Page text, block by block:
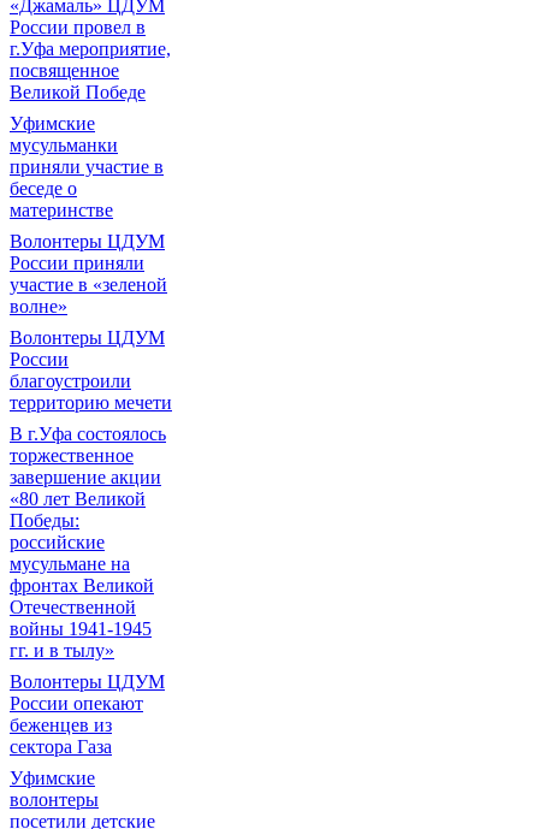
«Джамаль» ЦДУМ
России провел в
г.Уфа мероприятие,
посвященное
Великой Победе
Уфимские
мусульманки
приняли участие в
беседе о
материнстве
Волонтеры ЦДУМ
России приняли
участие в «зеленой
волне»
Волонтеры ЦДУМ
России
благоустроили
территорию мечети
В г.Уфа состоялось
торжественное
завершение акции
«80 лет Великой
Победы:
российские
мусульмане на
фронтах Великой
Отечественной
войны 1941-1945
гг. и в тылу»
Волонтеры ЦДУМ
России опекают
беженцев из
сектора Газа
Уфимские
волонтеры
посетили детские